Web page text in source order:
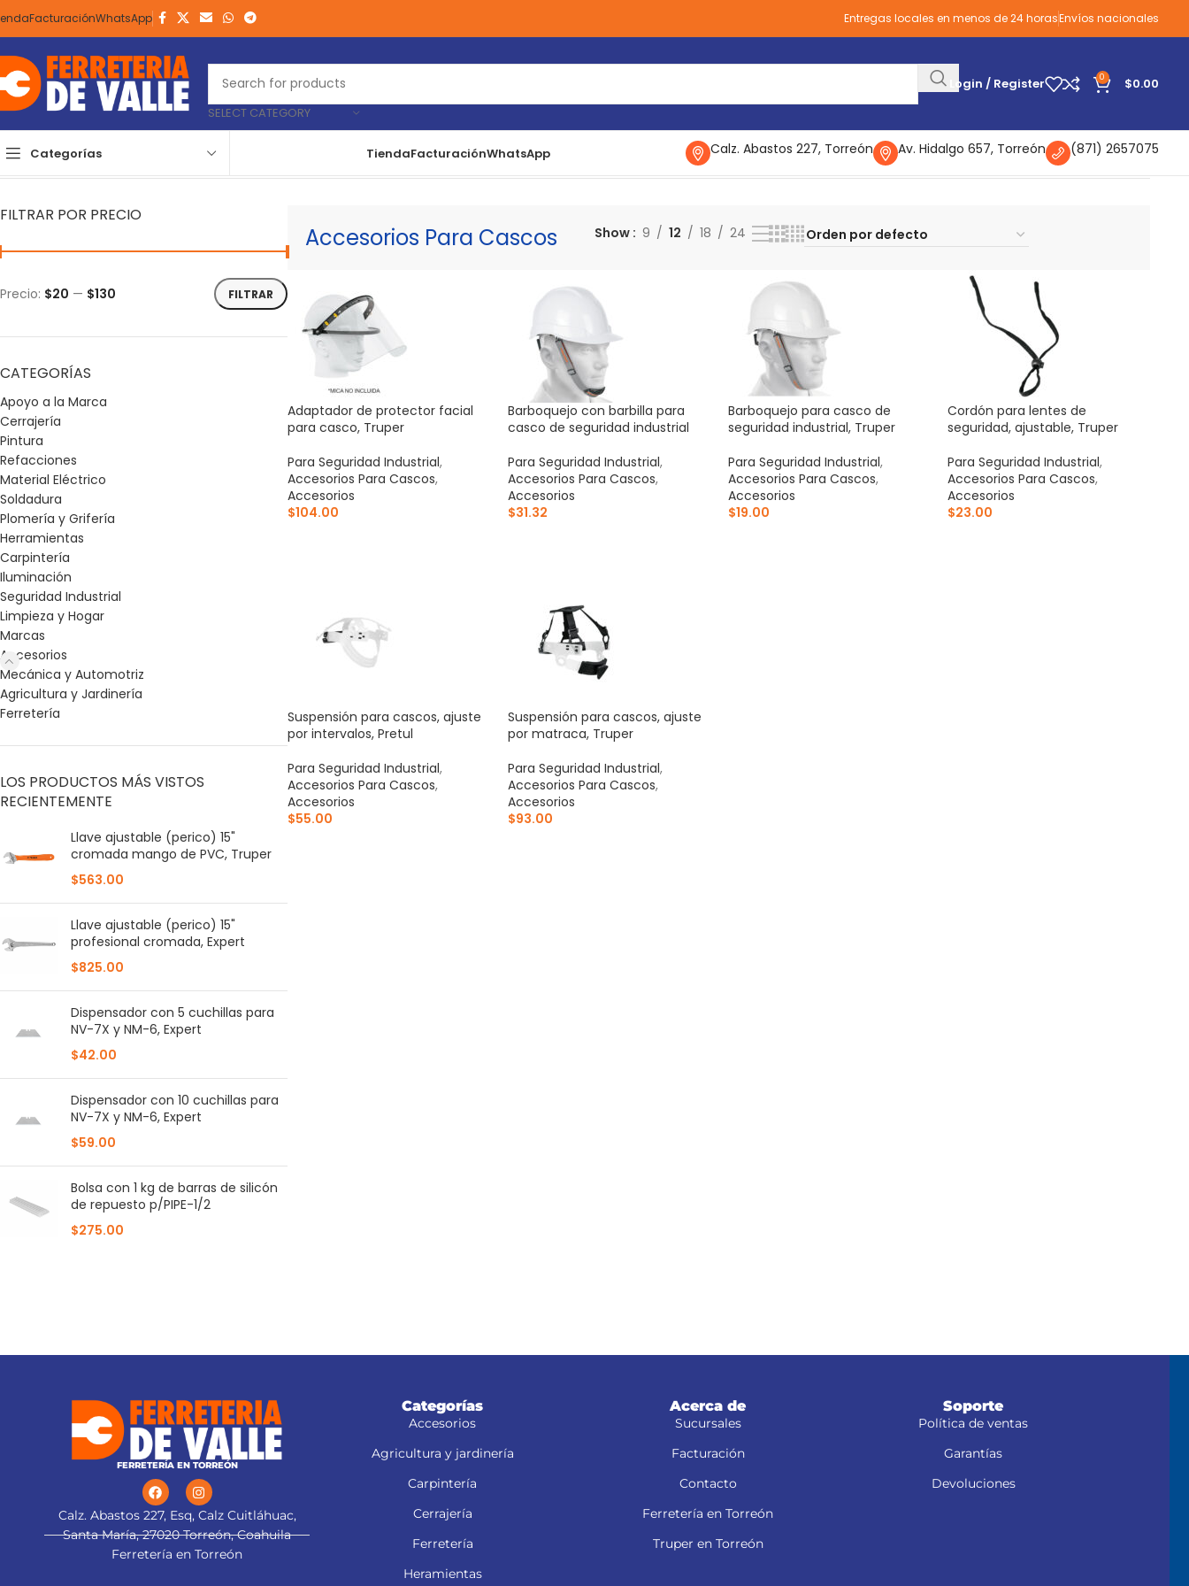
FacturaciónWhatsApp Entregas locales en menos de 24 horasEnvíos nacionales
SELECT CATEGORY
Login / Register 0 $0.00
Categorías TiendaFacturaciónWhatsApp Calz. Abastos 227, Torreón Av. Hidalgo 657, Torreón
(871) 2657075
FILTRAR POR PRECIO
FILTRAR
Precio: $20 — $130
CATEGORÍAS
Apoyo a la Marca
Cerrajería
Pintura
Refacciones
Material Eléctrico
Soldadura
Plomería y Grifería
Herramientas
Carpintería
Iluminación
Seguridad Industrial
Limpieza y Hogar
Marcas
Accesorios
Mecánica y Automotriz
Agricultura y Jardinería
Ferretería
LOS PRODUCTOS MÁS VISTOS
RECIENTEMENTE
Llave ajustable (perico) 15"
cromada mango de PVC, Truper
$563.00
Llave ajustable (perico) 15"
profesional cromada, Expert
$825.00
Dispensador con 5 cuchillas para
NV-7X y NM-6, Expert
$42.00
Dispensador con 10 cuchillas para
NV-7X y NM-6, Expert
$59.00
Bolsa con 1 kg de barras de silicón
de repuesto p/PIPE-1/2
$275.00
Accesorios Para Cascos Show 9 12 18 24
Adaptador de protector facial
para casco, Truper
Para Seguridad Industrial,
Accesorios Para Cascos,
Accesorios
$104.00
Barboquejo con barbilla para
casco de seguridad industrial
Para Seguridad Industrial,
Accesorios Para Cascos,
Accesorios
$31.32
Barboquejo para casco de
seguridad industrial, Truper
Para Seguridad Industrial,
Accesorios Para Cascos,
Accesorios
$19.00
Cordón para lentes de
seguridad, ajustable, Truper
Para Seguridad Industrial,
Accesorios Para Cascos,
Accesorios
$23.00
Suspensión para cascos, ajuste
por intervalos, Pretul
Para Seguridad Industrial,
Accesorios Para Cascos,
Accesorios
$55.00
Suspensión para cascos, ajuste
por matraca, Truper
Para Seguridad Industrial,
Accesorios Para Cascos,
Accesorios
$93.00
FERRETERÍA EN TORREÓN
Calz. Abastos 227, Esq, Calz Cuitláhuac,
Santa María, 27020 Torreón, Coahuila
Ferretería en Torreón
Categorías
Accesorios
Agricultura y jardinería
Carpintería
Cerrajería
Ferretería
Heramientas
Acerca de
Sucursales
Facturación
Contacto
Ferretería en Torreón
Truper en Torreón
Soporte
Política de ventas
Garantías
Devoluciones